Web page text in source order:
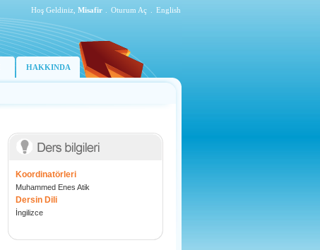
Hoş Geldiniz, Misafir Oturum Aç English
HAKKINDA
Koordinatörleri
Muhammed Enes Atik
Dersin Dili
İngilizce